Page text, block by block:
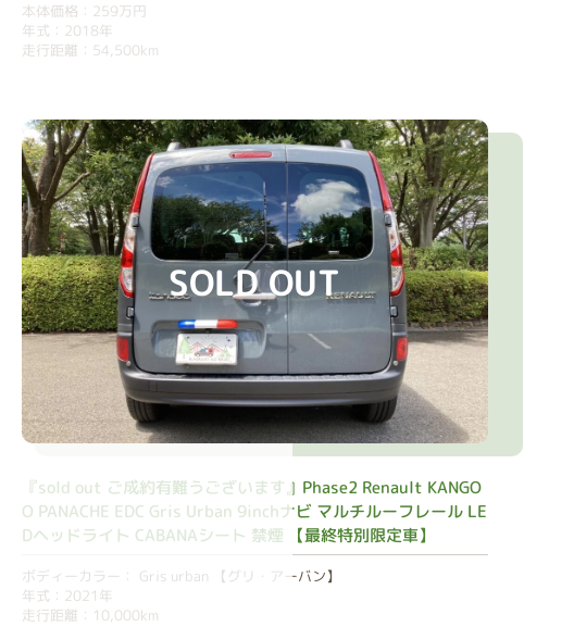
本体価格：259万円
年式：2018年
走行距離：54,500km
SOLD OUT
『sold out ご成約有難うございます』Phase2 Renault KANGO
O PANACHE EDC Gris Urban 9inchナビ マルチルーフレール LE
Dヘッドライト CABANAシート 禁煙 【最終特別限定車】
ボディーカラー： Gris urban 【グリ・アーバン】
年式：2021年
走行距離：10,000km